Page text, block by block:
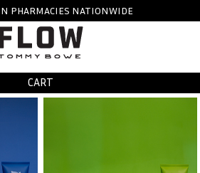
PHARMACIES NATIONWIDE
CART